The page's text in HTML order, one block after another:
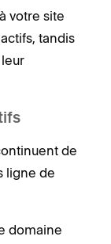
votre site
tandis
leur
de
ligne de
domaine